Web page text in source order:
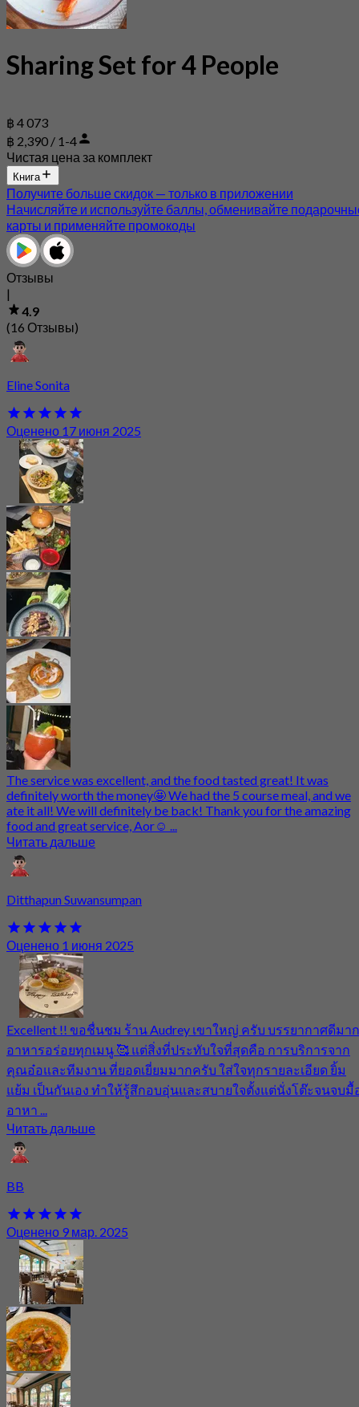
Sharing Set for 4 People
฿ 4 073
฿ 2,390 / 1-4
Чистая цена за комплект
Книга
Получите больше скидок — только в приложении
Начисляйте и используйте баллы, обменивайте
карты и применяйте промокоды
Отзывы
|
4.9
(16 Отзывы)
Eline Sonita
Оценено 17 июня 2025
The service was excellent, and the food tasted great! It was
definitely worth the money🤩 We had the 5 course meal, and we
ate it all! We will definitely be back! Thank you for the amazing
food and great service, Aor☺️ ...
Читать дальше
Ditthapun Suwansumpan
Оценено 1 июня 2025
Excellent !! ขอชื่นชม ร้าน Audrey เขาใหญ่ ครับ บรรยากาศดีมาก
อาหารอร่อยทุกเมนู 🥰 แต่สิ่งที่ประทับใจที่สุดคือ การบริการจาก
คุณอ๋อและทีมงาน ที่ยอดเยี่ยมมากครับ ใส่ใจทุกรายละเอียด ยิ้ม
แย้ม เป็นกันเอง ทำให้รู้สึกอบอุ่นและสบายใจตั้งแต่นั่งโต๊ะจนจบมื้
อาหา ...
Читать дальше
BB
Оценено 9 мар. 2025